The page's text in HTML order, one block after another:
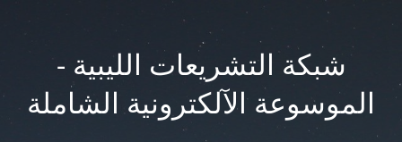
شبكة التشريعات الليبية -
الموسوعة الآلكترونية الشاملة